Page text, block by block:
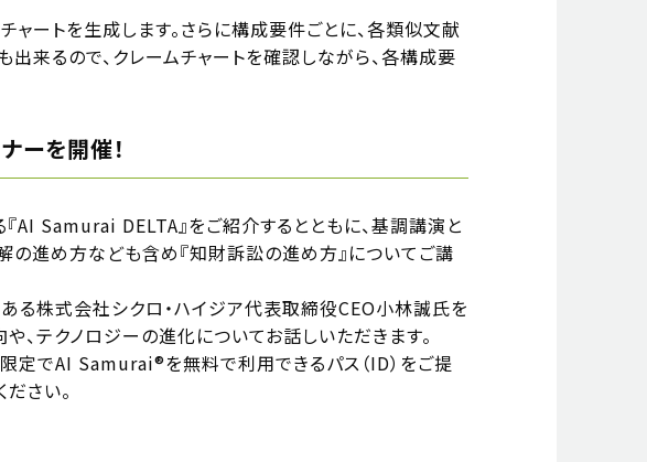
ートを生成します。さらに構成要件ごとに、各類似文献
るので、クレームチャートを確認しながら、各構成要
ーを開催！
AI Samurai DELTA』をご紹介するとともに、基調講演と
進め方なども含め『知財訴訟の進め方』についてご講
株式会社シクロ・ハイジア代表取締役CEO小林誠氏を
、テクノロジーの進化についてお話しいただきます。
定でAI Samurai®を無料で利用できるパス（ID）をご提
さい。